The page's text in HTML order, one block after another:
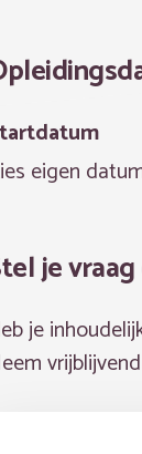
eigen
je
je